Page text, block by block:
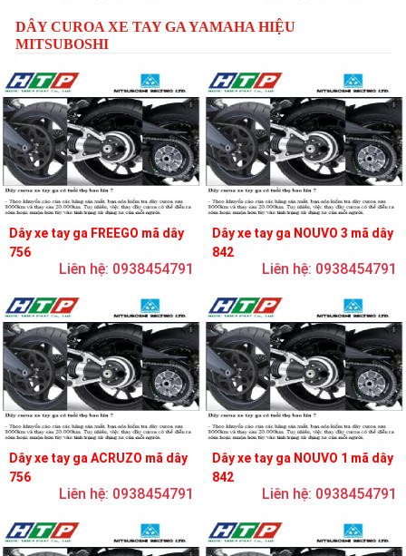
DÂY CUROA XE TAY GA YAMAHA HIỆU
MITSUBOSHI
Dây xe tay ga FREEGO mã dây
756
Liên hệ: 0938454791
Dây xe tay ga NOUVO 3 mã dây
842
Liên hệ: 0938454791
Dây xe tay ga ACRUZO mã dây
756
Liên hệ: 0938454791
Dây xe tay ga NOUVO 1 mã dây
842
Liên hệ: 0938454791